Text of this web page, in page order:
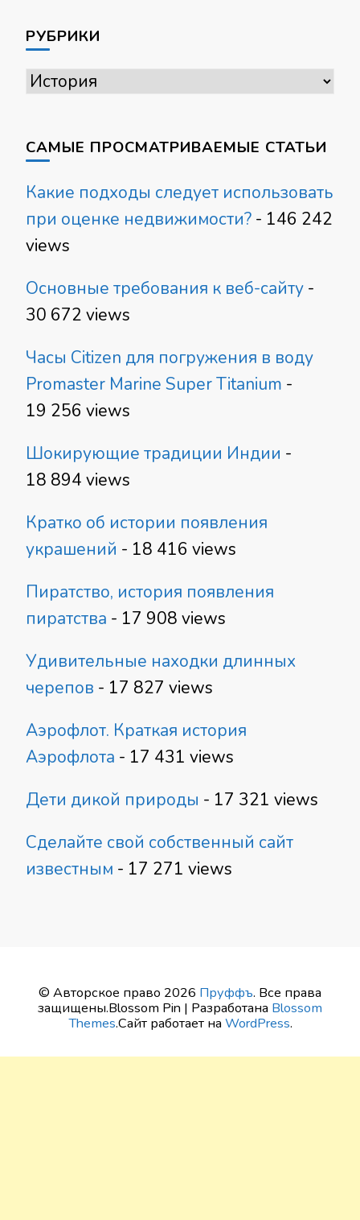
РУБРИКИ
Рубрики
САМЫЕ ПРОСМАТРИВАЕМЫЕ СТАТЬИ
Какие подходы следует использовать
при оценке недвижимости? - 146 242
views
Основные требования к веб-сайту -
30 672 views
Часы Citizen для погружения в воду
Promaster Marine Super Titanium -
19 256 views
Шокирующие традиции Индии -
18 894 views
Кратко об истории появления
украшений - 18 416 views
Пиратство, история появления
пиратства - 17 908 views
Удивительные находки длинных
черепов - 17 827 views
Аэрофлот. Краткая история
Аэрофлота - 17 431 views
Дети дикой природы - 17 321 views
Сделайте свой собственный сайт
известным - 17 271 views
© Авторское право 2026 Пруффъ. Все права
защищены.Blossom Pin | Разработана Blossom
Themes.Сайт работает на WordPress.